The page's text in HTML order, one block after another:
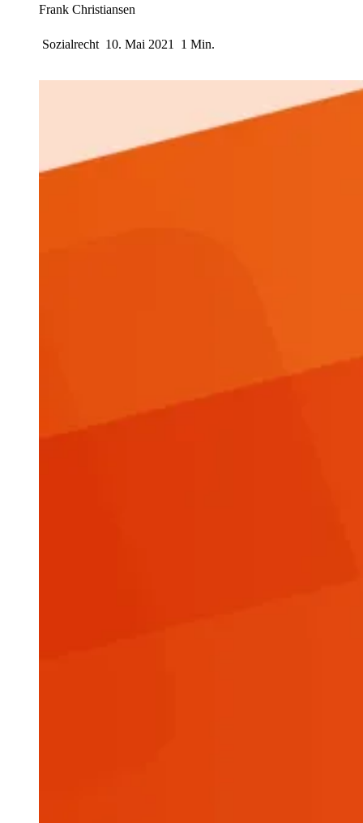
Frank Christiansen
Sozialrecht 10. Mai 2021 1 Min.